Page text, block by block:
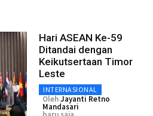
Hari ASEAN Ke-59
Ditandai dengan
Keikutsertaan Timor
Leste
INTERNASIONAL
OlehJayanti Retno
Mandasari